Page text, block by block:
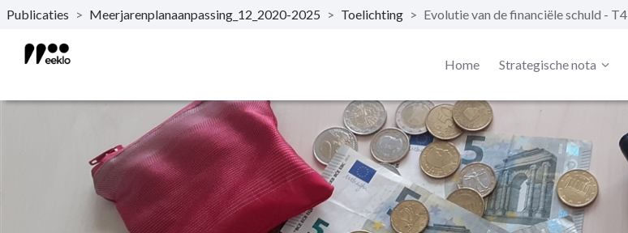
Naar hoofdinhoud
Publicaties > Meerjarenplanaanpassing_12_2020-2025 > Toelichting > Evolutie van de financiële schuld - T4
Home Strategische nota